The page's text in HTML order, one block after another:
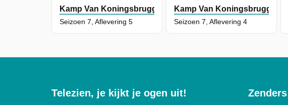
Kamp Van Koningsbrugge
Seizoen 7, Aflevering 5
Kamp Van Koningsbrugge
Seizoen 7, Aflevering 4
Telezien, je kijkt je ogen uit! Zenders